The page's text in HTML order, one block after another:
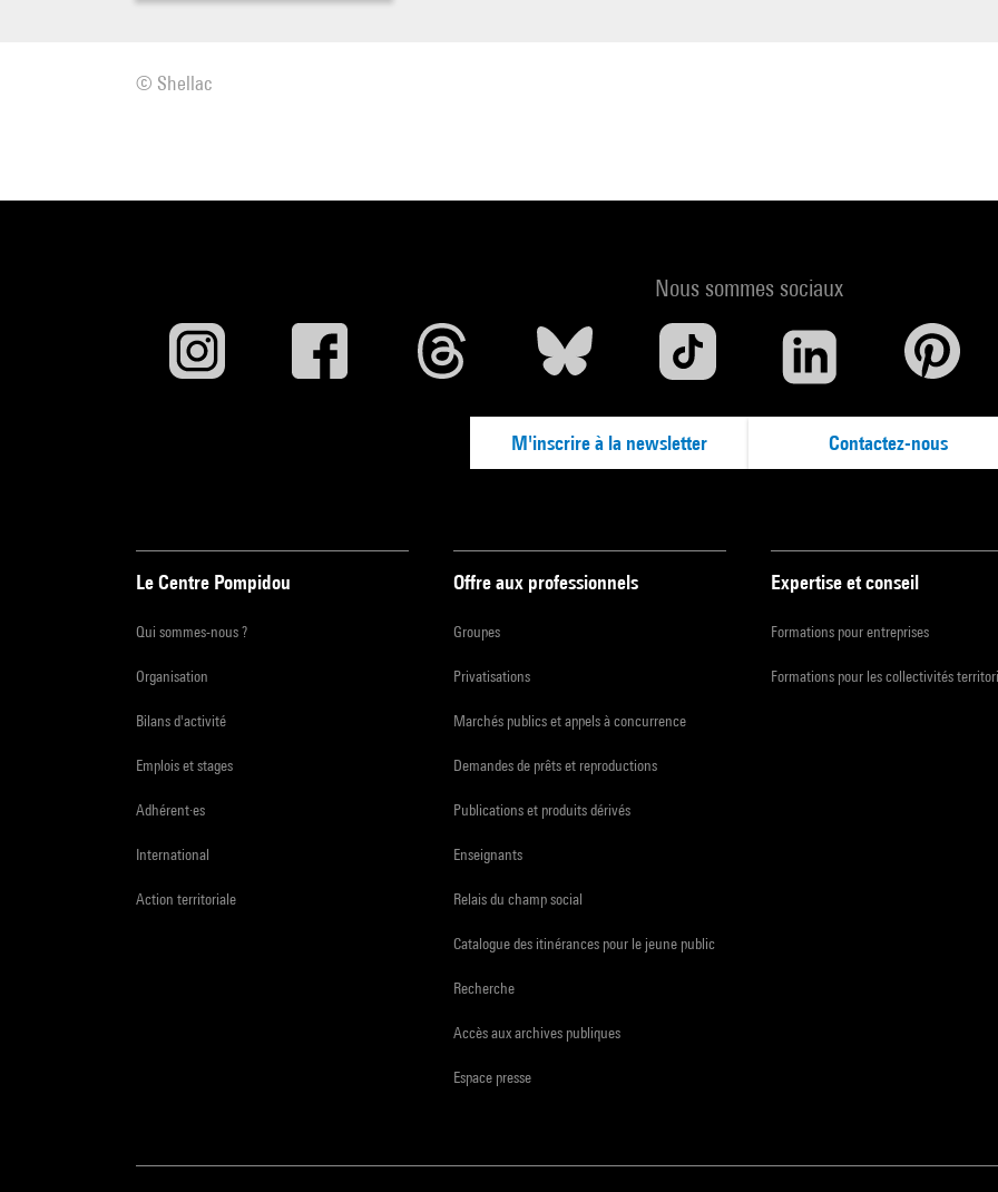
© Shellac
Nous sommes sociaux
M'inscrire à la newsletter Contactez-nous
Le Centre Pompidou
Qui sommes-nous ?
Organisation
Bilans d'activité
Emplois et stages
Adhérent·es
International
Action territoriale
Offre aux professionnels
Groupes
Privatisations
Marchés publics et appels à concurrence
Demandes de prêts et reproductions
Publications et produits dérivés
Enseignants
Relais du champ social
Catalogue des itinérances pour le jeune public
Recherche
Accès aux archives publiques
Espace presse
Expertise et conseil
Formations pour entreprises
Formations pour les collectivités